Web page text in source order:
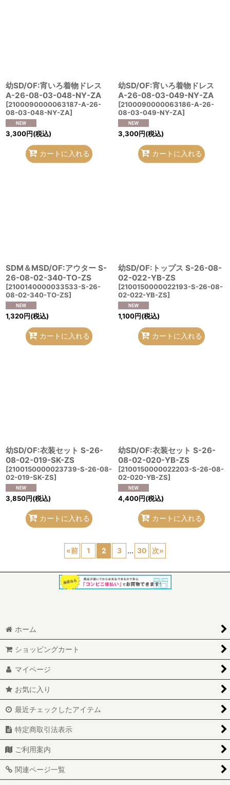
幼SD/OF:宵いろ着物ドレス
A-26-08-03-048-NY-ZA
[2100090000063187-A-26-
08-03-048-NY-ZA]
3,300円(税込)
カートに入れる
幼SD/OF:宵いろ着物ドレス
A-26-08-03-049-NY-ZA
[2100090000063186-A-26-
08-03-049-NY-ZA]
3,300円(税込)
カートに入れる
SDM＆MSD/OF:アウター S-
26-08-02-340-TO-ZS
[2100140000033533-S-26-
08-02-340-TO-ZS]
1,320円(税込)
カートに入れる
幼SD/OF:トップス S-26-08-
02-022-YB-ZS
[2100150000022193-S-26-08-
02-022-YB-ZS]
1,100円(税込)
カートに入れる
幼SD/OF:衣装セット S-26-
08-02-019-SK-ZS
[2100150000023739-S-26-08-
02-019-SK-ZS]
3,850円(税込)
カートに入れる
幼SD/OF:衣装セット S-26-
08-02-020-YB-ZS
[2100150000022203-S-26-08-
02-020-YB-ZS]
4,400円(税込)
カートに入れる
«前 1 2 3 ... 30 次»
ホーム
ショッピングカート
マイページ
お気に入り
最近チェックしたアイテム
特定商取引法表示
ご利用案内
関連ページ一覧